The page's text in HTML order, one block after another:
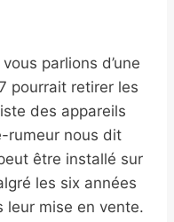
parlions d’une
pourrait retirer les
des appareils
rumeur nous dit
être installé sur
les six années
leur mise en vente.